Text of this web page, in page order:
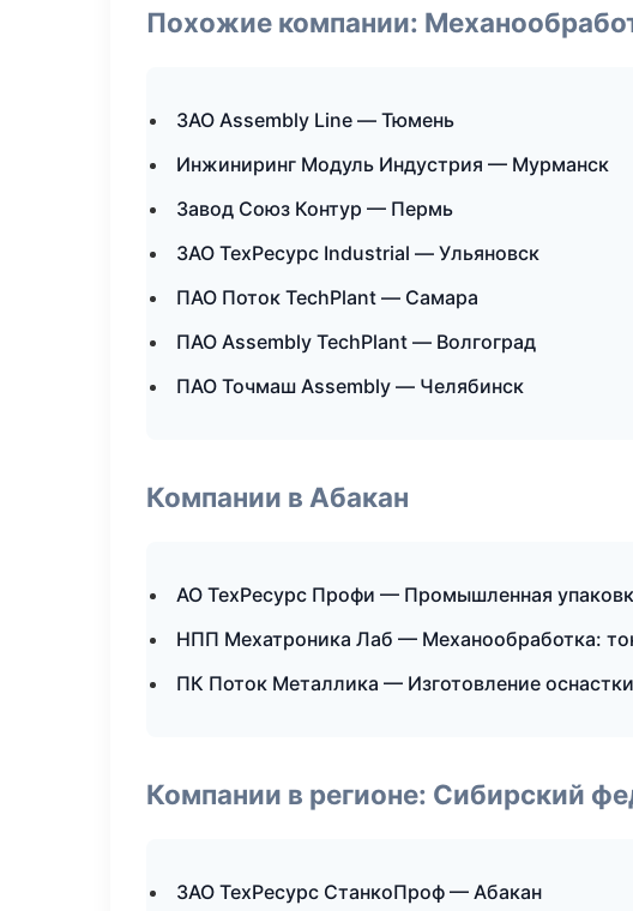
Похожие компании:
ЗАО Assembly Line — Тюмень
Инжиниринг Модуль Индустрия — Мурманск
Завод Союз Контур — Пермь
ЗАО ТехРесурс Industrial — Ульяновск
ПАО Поток TechPlant — Самара
ПАО Assembly TechPlant — Волгоград
ПАО Точмаш Assembly — Челябинск
Компании в Абакан
АО ТехРесурс Профи — Промышленная
НПП Мехатроника Лаб — Механообработка:
ПК Поток Металлика — Изготовление
Компании в регионе: Сибирский
ЗАО ТехРесурс СтанкоПроф — Абакан